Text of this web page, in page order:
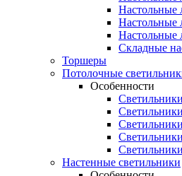
Настольные
Настольные
Настольные
Складные
Торшеры
Потолочные
Особенности
Настенные светильники